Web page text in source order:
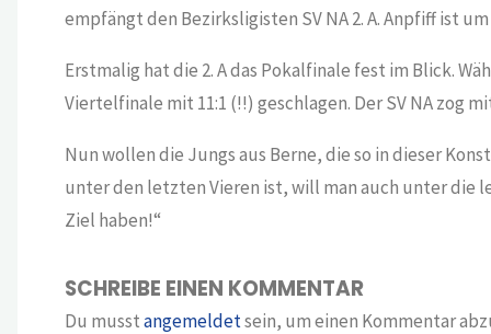
empfängt den Bezirksligisten SV NA 2. A. Anpfiff ist
Erstmalig hat die 2. A das Pokalfinale fest im Blick.
Viertelfinale mit 11:1 (!!) geschlagen. Der SV NA zog
Nun wollen die Jungs aus Berne, die so in dieser
unter den letzten Vieren ist, will man auch unter die
Ziel haben!“
SCHREIBE EINEN KOMMENTAR
Du musstangemeldetsein, um einen Kommentar